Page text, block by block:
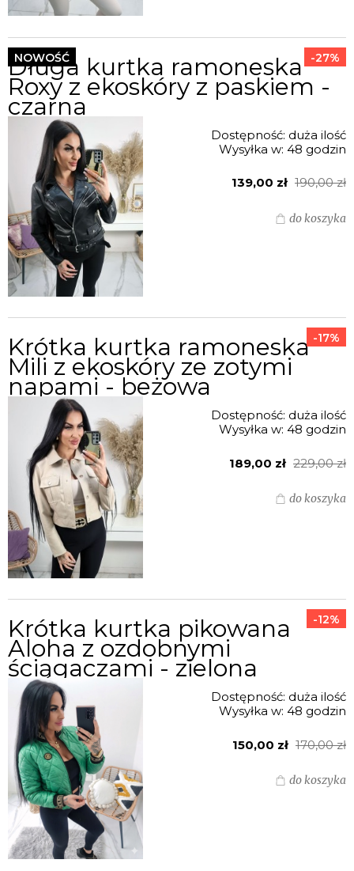
Długa kurtka ramoneska
Roxy z ekoskóry z paskiem -
czarna
Dostępność: duża ilość
Wysyłka w: 48 godzin
139,00 zł 190,00 zł
do koszyka
-27%
NOWOŚĆ
Krótka kurtka ramoneska
Mili z ekoskóry ze zotymi
napami - beżowa
Dostępność: duża ilość
Wysyłka w: 48 godzin
189,00 zł 229,00 zł
do koszyka
-17%
Krótka kurtka pikowana
Aloha z ozdobnymi
ściągaczami - zielona
Dostępność: duża ilość
Wysyłka w: 48 godzin
150,00 zł 170,00 zł
do koszyka
-12%